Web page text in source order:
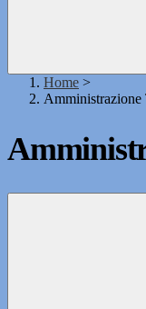
Home >
Amministrazione